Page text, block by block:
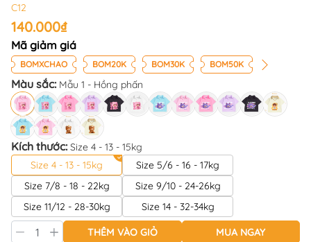
C12
140.000₫
Mã giảm giá
BOMXCHAO BOM20K BOM30K BOM50K
Màu sắc: Mẫu 1 - Hồng phấn
Kích thước:Size 4 - 13 - 15kg
Size 4 - 13 - 15kg
Size 5/6 - 16 - 17kg
Size 7/8 - 18 - 22kg
Size 9/10 - 24-26kg
Size 11/12 - 28-30kg
Size 14 - 32-34kg
THÊM VÀO GIỎ MUA NGAY